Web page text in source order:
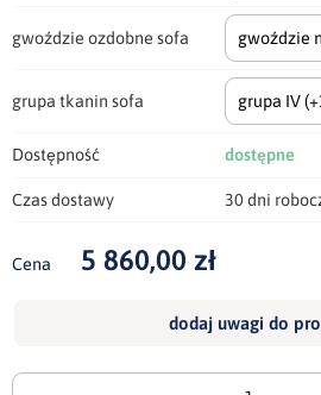
gwoździe ozdobne sofa gwoździe
grupa tkanin sofa grupa IV
Dostępność dostępne
Czas dostawy 30 dni
Cena 5 860,00 zł
dodaj uwagi do